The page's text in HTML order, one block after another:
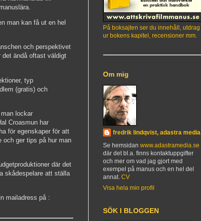
man kan få ut en hel
och perspektivet
det ändå oftast väldigt
typ
(gratis) och
lockar
Croasmun har
för egenskaper för att
och ger tips på hur man
där det
skådespelare att ställa
mailadress på :
På boksajten ser du innehåll, utdrag
ur bokens kapitel, recensioner mm.
Om mig
fredrik lindqvist, adastra media
Se hemsidan www.adastramedia.se
där det bl.a. finns kontaktuppgifter
och mer om vad jag gjort med
exempel på manus och en hel del
annat. CV
Visa hela min profil
SÖK I BLOGGEN